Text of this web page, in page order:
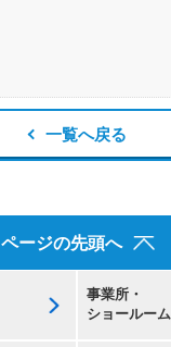
一覧へ戻る
ページの先頭へ
事業所・
ショールーム